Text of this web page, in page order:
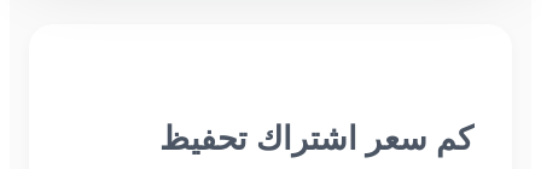
كم سعر اشتراك تحفيظ